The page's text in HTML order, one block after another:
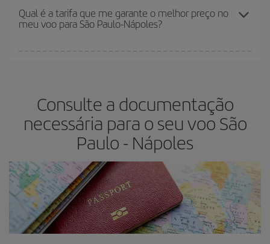
melhores preços. Os preços dependem do número de assentos
restantes no voo e se as tarifas mais baratas (econômica) estão
Qual é a tarifa que me garante o melhor preço no
meu voo para São Paulo-Nápoles?
Consulte a documentação
necessária para o seu voo São
Paulo - Nápoles